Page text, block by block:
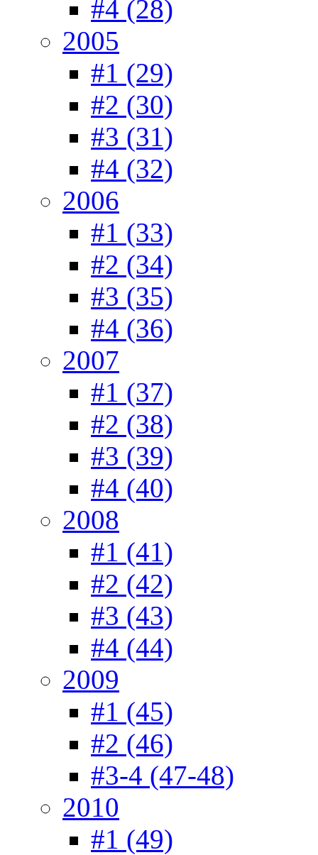
#4 (28)
2005
#1 (29)
#2 (30)
#3 (31)
#4 (32)
2006
#1 (33)
#2 (34)
#3 (35)
#4 (36)
2007
#1 (37)
#2 (38)
#3 (39)
#4 (40)
2008
#1 (41)
#2 (42)
#3 (43)
#4 (44)
2009
#1 (45)
#2 (46)
#3-4 (47-48)
2010
#1 (49)